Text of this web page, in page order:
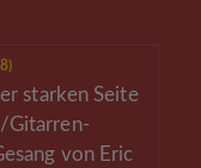
starken Seite
Gitarren-
von Eric